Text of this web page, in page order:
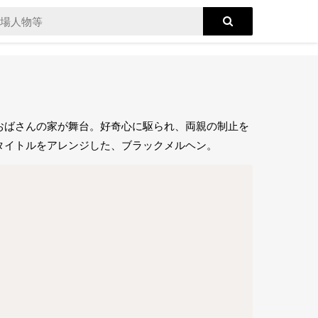
さんの家が舞台。好奇心に駆られ、両親の制止を
トルをアレンジした、ブラックメルヘン。